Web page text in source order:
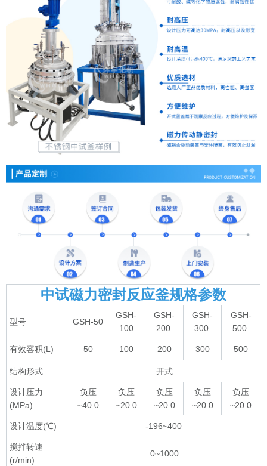
中试磁力密封反应釜规格参数
型号 GSH-50
GSH-
100
GSH-
200
GSH-
300
GSH-
500
有效容积(L) 50 100 200 300 500
结构形式 开式
设计压力
(MPa)
负压
~40.0
负压
~20.0
负压
~20.0
负压
~20.0
负压
~20.0
设计温度(℃) -196~400
搅拌转速
(r/min)
0~1000